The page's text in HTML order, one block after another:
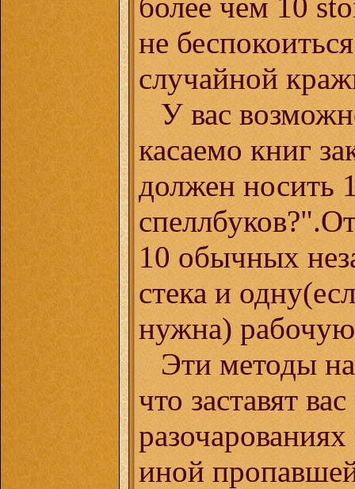
не
случайной
У вас
касаемо книг
должен носить
10 обычных
стека и
нужна)
Эти методы
что заставят
иной